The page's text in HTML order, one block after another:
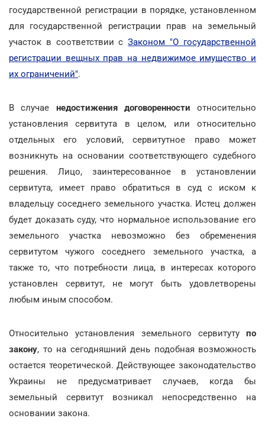
государственной регистрации в порядке, установленном
для государственной регистрации прав на земельный
участок в соответствии сЗаконом "О государственной
регистрации вещных прав на недвижимое имущество и
их ограничений".
В случае недостижения договоренности относительно
установления сервитута в целом, или относительно
отдельных его условий, сервитутное право может
возникнуть на основании соответствующего судебного
решения. Лицо, заинтересованное в установлении
сервитута, имеет право обратиться в суд с иском к
владельцу соседнего земельного участка. Истец должен
будет доказать суду, что нормальное использование его
земельного участка невозможно без обременения
сервитутом чужого соседнего земельного участка, а
также то, что потребности лица, в интересах которого
установлен сервитут, не могут быть удовлетворены
любым иным способом.
Относительно установления земельного сервитутупо
закону, то на сегодняшний день подобная возможность
остается теоретической. Действующее законодательство
Украины не предусматривает случаев, когда бы
земельный сервитут возникал непосредственно на
основании закона.